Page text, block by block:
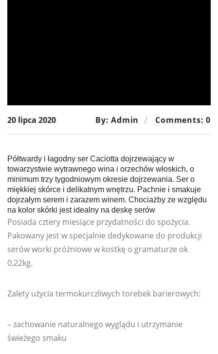
20 lipca 2020 By: Admin Comments: 0
Półtwardy i łagodny ser Caciotta dojrzewający w
towarzystwie wytrawnego wina i orzechów włoskich, o
minimum trzy tygodniowym okresie dojrzewania. Ser o
miękkiej skórce i delikatnym wnętrzu. Pachnie i smakuje
dojrzałym serem i zarazem winem. Chociażby ze względu
na kolor skórki jest idealny na deskę serów
Posiada cztery miesiące przydatności do spożycia.
Pakowany jest w specjalnie dedykowane do produkcji
serów worki próżniowe w kostkę o gramaturze ok
0,22kg.
Zalety użycia termokurczliwych torebek barierowych:
– zachowanie naturalnego wyglądu i utrzymanie
świeżego smaku